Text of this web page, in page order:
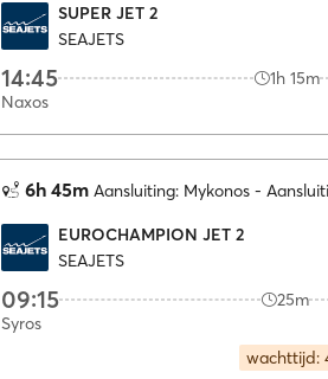
SUPER JET 2
SEAJETS
14:45 1h 15m
Naxos
6h 45m Aansluiting: Mykonos
EUROCHAMPION JET 2
SEAJETS
09:15 25m
Syros
wachttijd: